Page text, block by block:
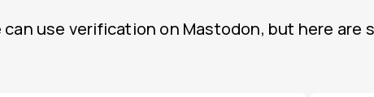
can use verification on Mastodon, but here